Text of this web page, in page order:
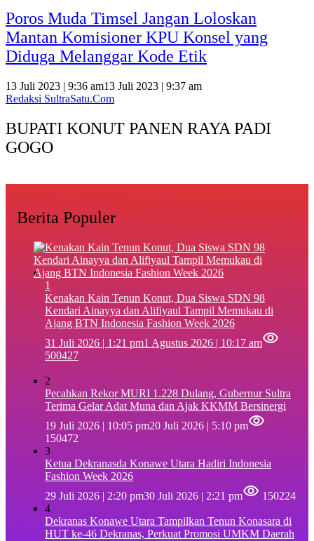
Poros Muda Timsel Jangan Loloskan
Mantan Komisioner KPU Konsel yang
Diduga Melanggar Kode Etik
13 Juli 2023 | 9:36 am13 Juli 2023 | 9:37 am
Redaksi SultraSatu.Com
BUPATI KONUT PANEN RAYA PADI
GOGO
Berita Populer
1
‎Kenakan Kain Tenun Konut, Dua Siswa SDN 98
Kendari Ainayya dan Alifiyaul Tampil Memukau di
Ajang BTN Indonesia Fashion Week 2026
31 Juli 2026 | 1:21 pm1 Agustus 2026 | 10:17 am
500427
2
Pecahkan Rekor MURI 1.228 Dulang, Gubernur Sultra
Terima Gelar Adat Muna dan Ajak KKMM Bersinergi
19 Juli 2026 | 10:05 pm20 Juli 2026 | 5:10 pm
150472
3
Ketua Dekranasda Konawe Utara Hadiri Indonesia
Fashion Week 2026
29 Juli 2026 | 2:20 pm30 Juli 2026 | 2:21 pm
150224
4
Dekranas Konawe Utara Tampilkan Tenun Konasara di
HUT ke-46 Dekranas, Perkuat Promosi UMKM Daerah